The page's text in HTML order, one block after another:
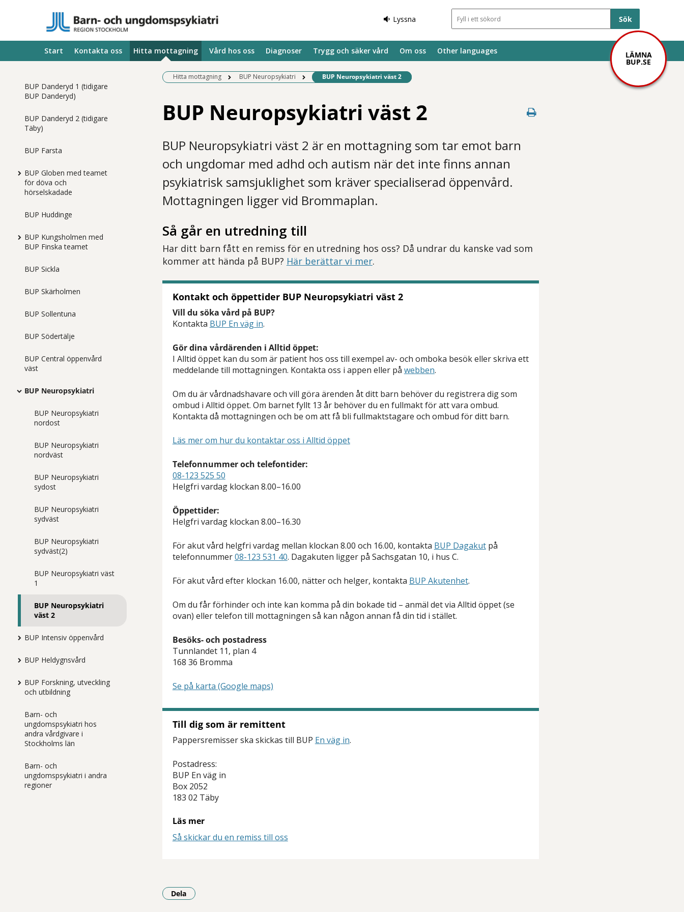
Lyssna Sökfält
LÄMNA
BUP.SE
Start Kontakta oss Hitta mottagning Vård hos oss Diagnoser Trygg och säker vård Om oss Other languages
BUP Danderyd 1 (tidigare
BUP Danderyd)
BUP Danderyd 2 (tidigare
Täby)
BUP Farsta
BUP Globen med teamet
för döva och
hörselskadade
BUP Huddinge
BUP Kungsholmen med
BUP Finska teamet
BUP Sickla
BUP Skärholmen
BUP Sollentuna
BUP Södertälje
BUP Central öppenvård
väst
BUP Neuropsykiatri
BUP Neuropsykiatri
nordost
BUP Neuropsykiatri
nordväst
BUP Neuropsykiatri
sydost
BUP Neuropsykiatri
sydväst
BUP Neuropsykiatri
sydväst(2)
BUP Neuropsykiatri väst
1
BUP Neuropsykiatri
väst 2
BUP Intensiv öppenvård
BUP Heldygnsvård
BUP Forskning, utveckling
och utbildning
Barn- och
ungdomspsykiatri hos
andra vårdgivare i
Stockholms län
Barn- och
ungdomspsykiatri i andra
regioner
Hitta mottagning BUP Neuropsykiatri Befintlig sida:
BUP Neuropsykiatri väst 2
BUP Neuropsykiatri väst 2
BUP Neuropsykiatri väst 2 är en mottagning som tar emot barn
och ungdomar med adhd och autism när det inte finns annan
psykiatrisk samsjuklighet som kräver specialiserad öppenvård.
Mottagningen ligger vid Brommaplan.
Så går en utredning till
Har ditt barn fått en remiss för en utredning hos oss? Då undrar du kanske vad som
kommer att hända på BUP? Här berättar vi mer.
Kontakt och öppettider BUP Neuropsykiatri väst 2
Vill du söka vård på BUP?
Kontakta BUP En väg in.
Gör dina vårdärenden i Alltid öppet:
I Alltid öppet kan du som är patient hos oss till exempel av- och omboka besök eller skriva ett
meddelande till mottagningen. Kontakta oss i appen eller på webben.
Om du är vårdnadshavare och vill göra ärenden åt ditt barn behöver du registrera dig som
ombud i Alltid öppet. Om barnet fyllt 13 år behöver du en fullmakt för att vara ombud.
Kontakta då mottagningen och be om att få bli fullmaktstagare och ombud för ditt barn.
Läs mer om hur du kontaktar oss i Alltid öppet
Telefonnummer och telefontider:
08-123 525 50
Helgfri vardag klockan 8.00–16.00
Öppettider:
Helgfri vardag klockan 8.00–16.30
För akut vård helgfri vardag mellan klockan 8.00 och 16.00, kontakta BUP Dagakutpå
telefonnummer08-123 531 40. Dagakuten ligger på Sachsgatan 10, i hus C.
För akut vård efter klockan 16.00, nätter och helger, kontakta BUP Akutenhet.
Om du får förhinder och inte kan komma på din bokade tid – anmäl det via Alltid öppet (se
ovan) eller telefon till mottagningen så kan någon annan få din tid i stället.
Besöks- och postadress
Tunnlandet 11, plan 4
168 36 Bromma
Se på karta (Google maps)
Till dig som är remittent
Pappersremisser ska skickas till BUP En väg in.
Postadress:
BUP En väg in
Box 2052
183 02 Täby
Läs mer
Så skickar du en remiss till oss
Dela
- Klicka för att öppna delningsalternativ.